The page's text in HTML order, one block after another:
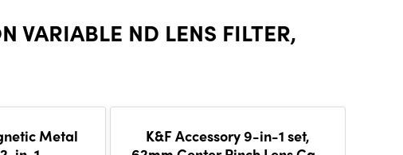
VARIABLE ND LENS FILTER,
Metal
K&F Accessory 9-in-1 set,